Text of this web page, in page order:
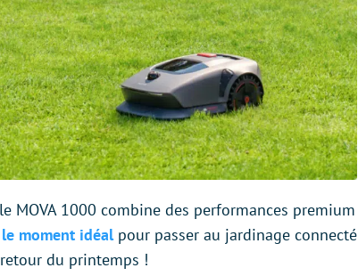
MOVA 1000 combine des performances premium
le moment idéalpour passer au jardinage connecté
du printemps !